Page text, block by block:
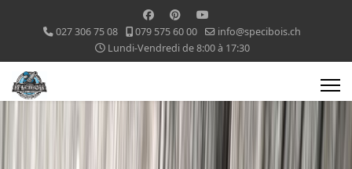
027 306 75 08 079 575 60 00
info@specibois.ch
Lundi-Vendredi de 8:00 à 17:30